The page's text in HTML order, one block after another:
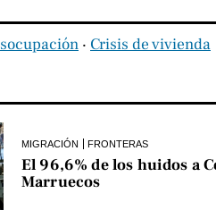
‧ Crisis de vivienda
MIGRACIÓN FRONTERAS
El 96,6% de los huidos a
Marruecos